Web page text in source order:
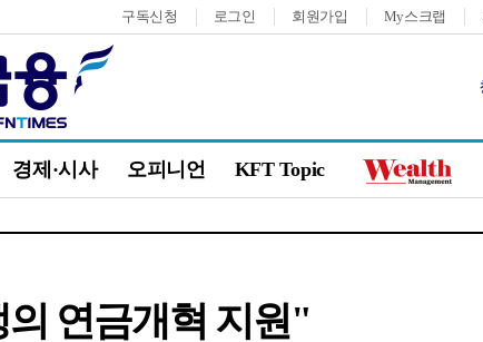
구독신청 로그인 회원가입 My스크랩
경제·시사 오피니언 KFT Topic
연금개혁 지원"